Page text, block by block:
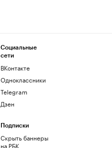
Социальные
сети
ВКонтакте
Одноклассники
Telegram
Дзен
Подписки
Скрыть баннеры
на РБК